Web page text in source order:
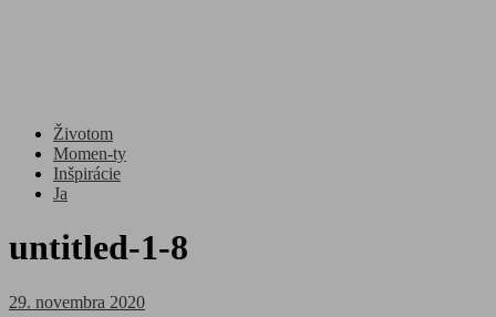
Životom
Momen-ty
Inšpirácie
Ja
untitled-1-8
Posted
29. novembra 2020